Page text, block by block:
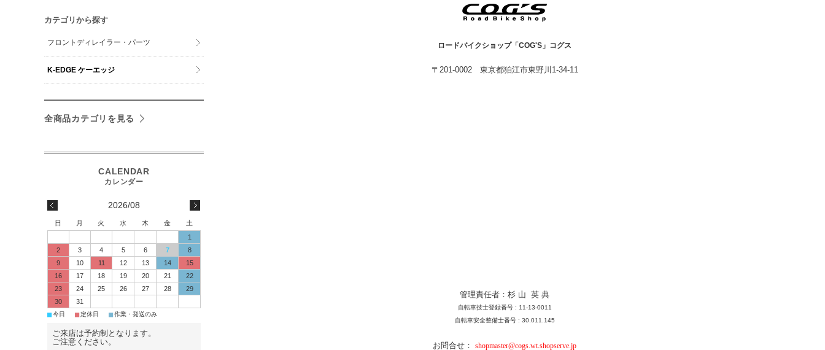
ロードバイクショップ「COG'S」コグス
〒201-0002 東京都狛江市東野川1-34-11
管理責任者：杉 山 英 典
自転車技士登録番号 : 11-13-0011
自転車安全整備士番号 : 30.011.145
お問合せ： shopmaster@cogs.wt.shopserve.jp
カテゴリから探す
フロントディレイラー・パーツ
K-EDGE ケーエッジ
全商品カテゴリを見る
2026/08
日 月 火 水 木 金
土
1
2
3 4 5 6 7
8
9
10 11 12 13 14
15
16
17 18 19 20 21
22
23
24 25 26 27 28
29
30
31
■今日 ■定休日 ■作業・発送のみ
ご来店は予約制となります。
ご注意ください。